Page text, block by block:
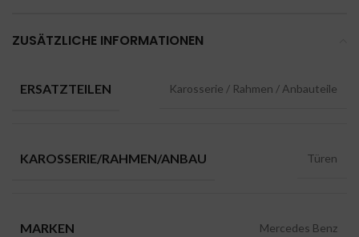
ZUSÄTZLICHE INFORMATIONEN
ERSATZTEILEN Karosserie / Rahmen / Anbauteile
KAROSSERIE/RAHMEN/ANBAU Türen
MARKEN Mercedes Benz